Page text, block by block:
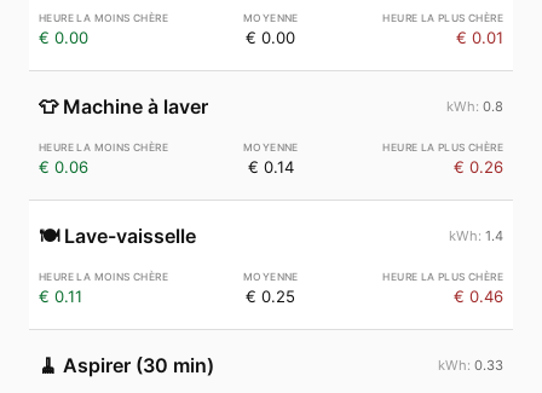
€ 0.00 € 0.00 € 0.01
👕 Machine à laver 0.8
€ 0.06 € 0.14 € 0.26
🍽️ Lave-vaisselle 1.4
€ 0.11 € 0.25 € 0.46
🧹 Aspirer (30 min) 0.33